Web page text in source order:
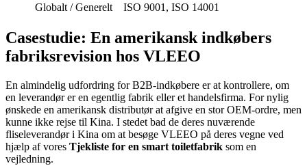
Globalt / Generelt
ISO 9001, ISO 14001
Casestudie: En amerikansk indkøbers
fabriksrevision hos VLEEO
En almindelig udfordring for B2B-indkøbere er at kontrollere, om
en leverandør er en egentlig fabrik eller et handelsfirma. For nylig
ønskede en amerikansk distributør at afgive en stor OEM-ordre, men
kunne ikke rejse til Kina. I stedet bad de deres nuværende
fliseleverandør i Kina om at besøge VLEEO på deres vegne ved
hjælp af vores Tjekliste for en smart toiletfabrik som en
vejledning.